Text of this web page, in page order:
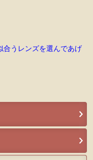
合うレンズを選んであげ